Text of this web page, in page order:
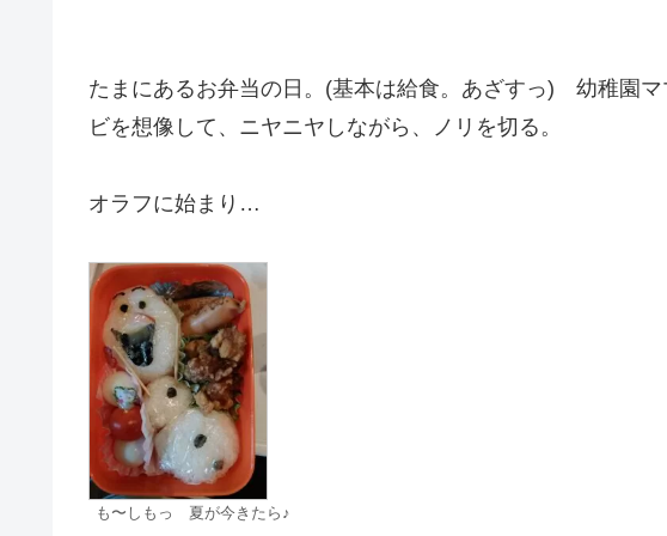
たまにあるお弁当の日。(基本は給食。あざすっ) 幼稚園
ビを想像して、ニヤニヤしながら、ノリを切る。
オラフに始まり…
も〜しもっ 夏が今きたら♪